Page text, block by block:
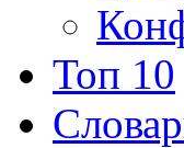
Топ 10